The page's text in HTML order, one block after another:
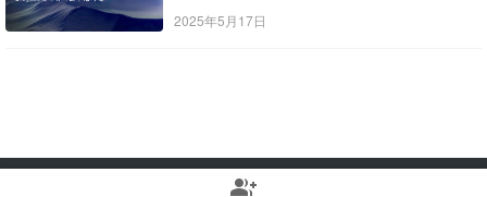
2025年5月17日
Copyright © 2022-2025 Stable Diffusion中文网 版权所有
group_add